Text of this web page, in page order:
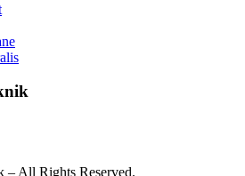
All Rights Reserved.